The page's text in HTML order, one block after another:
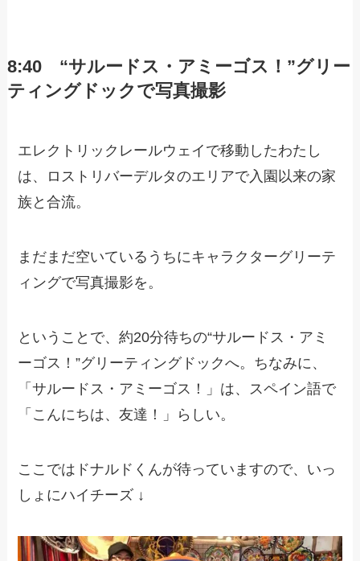
8:40 “サルードス・アミーゴス！”グリー
ティングドックで写真撮影
エレクトリックレールウェイで移動したわたし
は、ロストリバーデルタのエリアで入園以来の家
族と合流。
まだまだ空いているうちにキャラクターグリーテ
ィングで写真撮影を。
ということで、約20分待ちの“サルードス・アミ
ーゴス！”グリーティングドックへ。ちなみに、
「サルードス・アミーゴス！」は、スペイン語で
「こんにちは、友達！」らしい。
ここではドナルドくんが待っていますので、いっ
しょにハイチーズ ↓